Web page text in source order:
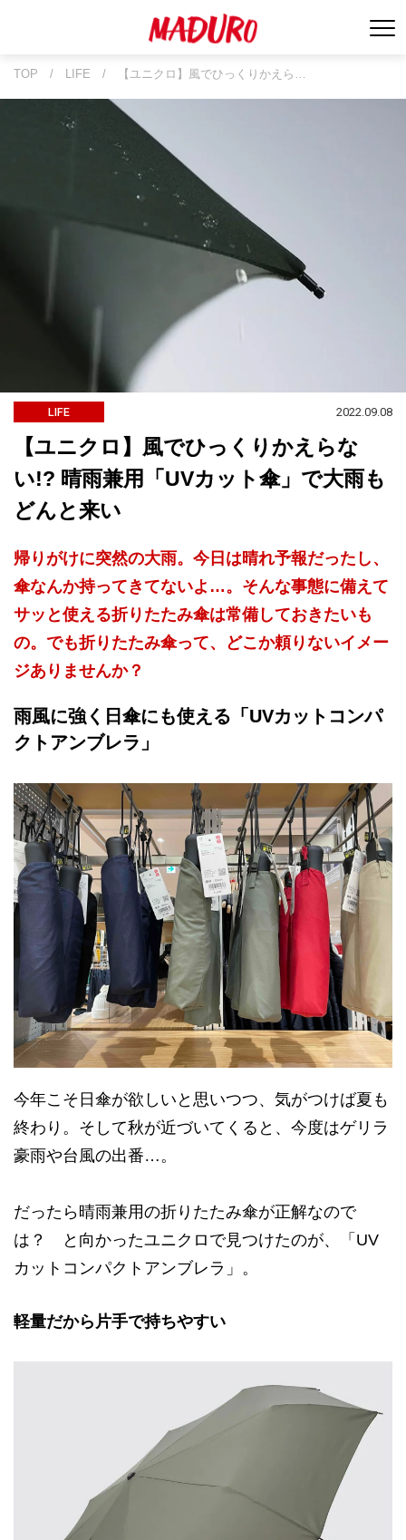
TOP / LIFE / 【ユニクロ】風でひっくりかえら…
LIFE 2022.09.08
【ユニクロ】風でひっくりかえらな
い!? 晴雨兼用「UVカット傘」で大雨も
どんと来い
帰りがけに突然の大雨。今日は晴れ予報だったし、
傘なんか持ってきてないよ…。そんな事態に備えて
サッと使える折りたたみ傘は常備しておきたいも
の。でも折りたたみ傘って、どこか頼りないイメー
ジありませんか？
雨風に強く日傘にも使える「UVカットコンパ
クトアンブレラ」
今年こそ日傘が欲しいと思いつつ、気がつけば夏も
終わり。そして秋が近づいてくると、今度はゲリラ
豪雨や台風の出番…。
だったら晴雨兼用の折りたたみ傘が正解なので
は？ と向かったユニクロで見つけたのが、「UV
カットコンパクトアンブレラ」。
軽量だから片手で持ちやすい